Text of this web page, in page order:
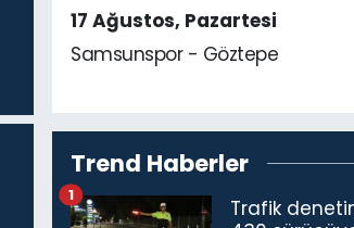
17 Ağustos, Pazartesi
Samsunspor - Göztepe
Trend Haberler
Trafik
1